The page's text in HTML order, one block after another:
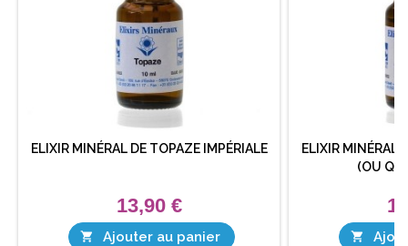
ELIXIR MINÉRAL DE TOPAZE IMPÉRIALE
13,90 €
 Ajouter au panier
ELIXIR MINÉRAL
(OU
